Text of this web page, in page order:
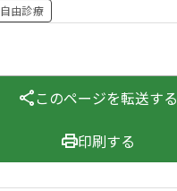
自由診療
このページを転送する
印刷する